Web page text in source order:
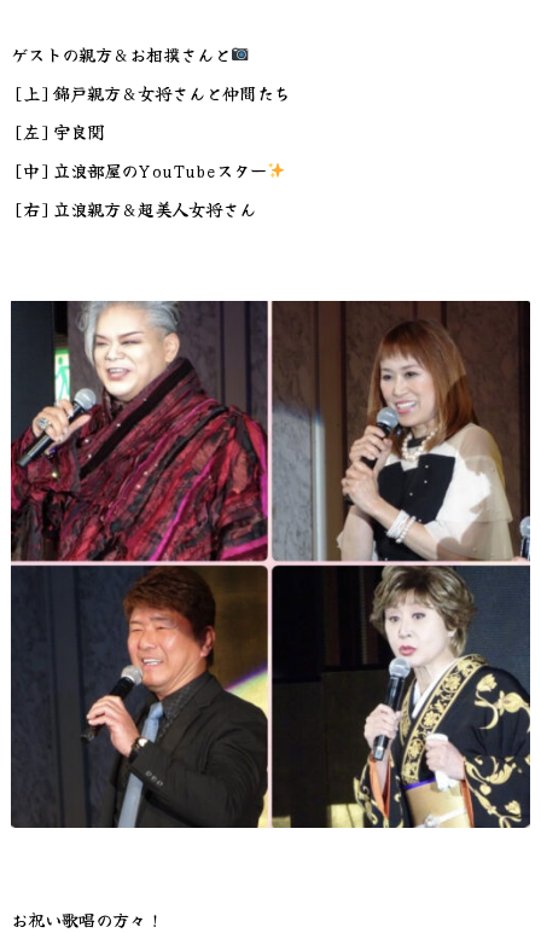
ゲストの親方＆お相撲さんと
[上]錦戸親方＆女将さんと仲間たち
[左]宇良関
[中]立浪部屋のYouTubeスター
[右]立浪親方＆超美人女将さん
お祝い歌唱の方々！